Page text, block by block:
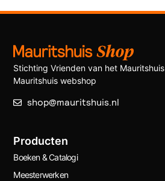
Stichting Vrienden van het Mauritshuis
Mauritshuis webshop
shop@mauritshuis.nl
Producten
Boeken & Catalogi
Meesterwerken